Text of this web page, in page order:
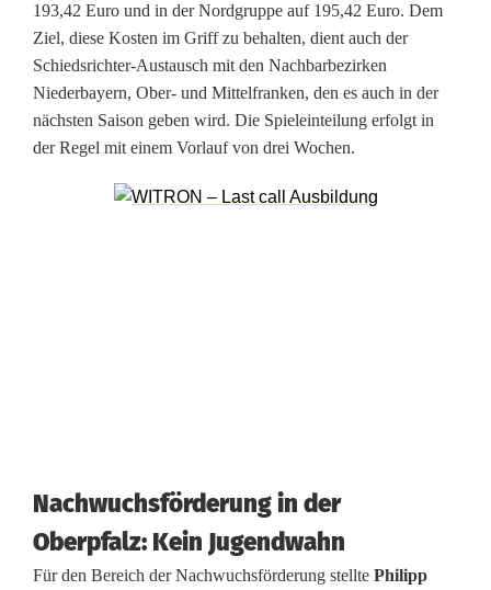
e
S
a
i
s
193,42 Euro und in der Nordgruppe auf 195,42 Euro. Dem
Ziel, diese Kosten im Griff zu behalten, dient auch der
Schiedsrichter-Austausch mit den Nachbarbezirken
Niederbayern, Ober- und Mittelfranken, den es auch in der
nächsten Saison geben wird. Die Spieleinteilung erfolgt in
der Regel mit einem Vorlauf von drei Wochen.
Nachwuchsförderung in der
Oberpfalz: Kein Jugendwahn
Für den Bereich der Nachwuchsförderung stellte Philipp